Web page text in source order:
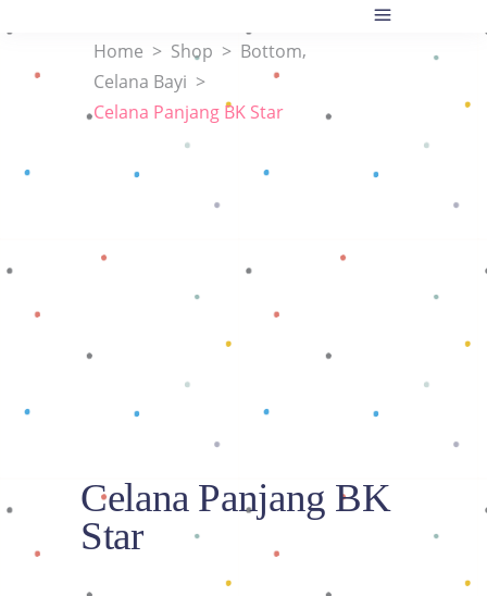
Home > Shop > Bottom,
Celana Bayi >
Celana Panjang BK Star
Celana Panjang BK
Star